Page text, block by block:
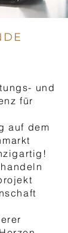
und
für
auf dem